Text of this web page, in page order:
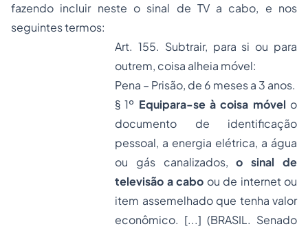
fazendo incluir neste o sinal de TV a cabo, e nos
seguintes termos:
Art. 155. Subtrair, para si ou para
outrem, coisa alheia móvel:
Pena – Prisão, de 6 meses a 3 anos.
§ 1º Equipara-se à coisa móvel o
documento de identificação
pessoal, a energia elétrica, a água
ou gás canalizados,o sinal de
televisão a cabo ou de internet ou
item assemelhado que tenha valor
econômico. [...] (BRASIL. Senado